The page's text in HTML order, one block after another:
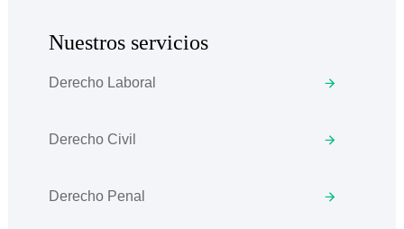
Nuestros servicios
Derecho Laboral
Derecho Civil
Derecho Penal